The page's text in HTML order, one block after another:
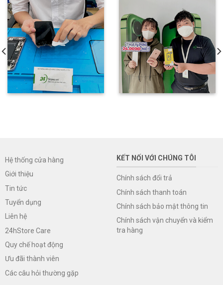
Hệ thống cửa hàng
Giới thiệu
Tin tức
Tuyển dụng
Liên hệ
24hStore Care
Quy chế hoạt động
Ưu đãi thành viên
Các câu hỏi thường gặp
KẾT NỐI VỚI CHÚNG TÔI
Chính sách đổi trả
Chính sách thanh toán
Chính sách bảo mật thông tin
Chính sách vận chuyển và kiểm
tra hàng